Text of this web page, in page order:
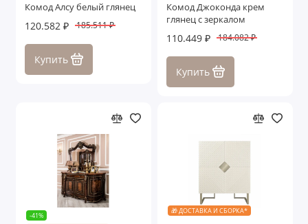
Комод Алсу белый глянец
120.582 ₽ 185.511 ₽
Купить
Комод Джоконда крем
глянец с зеркалом
110.449 ₽ 184.082 ₽
Купить
-41%
🎁 ДОСТАВКА И СБОРКА*